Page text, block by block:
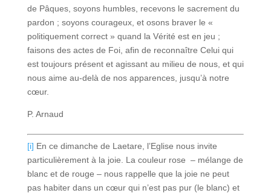
de Pâques, soyons humbles, recevons le sacrement du
pardon ; soyons courageux, et osons braver le «
politiquement correct » quand la Vérité est en jeu ;
faisons des actes de Foi, afin de reconnaître Celui qui
est toujours présent et agissant au milieu de nous, et qui
nous aime au-delà de nos apparences, jusqu’à notre
cœur.
P. Arnaud
[i] En ce dimanche de Laetare, l’Eglise nous invite
particulièrement à la joie. La couleur rose – mélange de
blanc et de rouge – nous rappelle que la joie ne peut
pas habiter dans un cœur qui n’est pas pur (le blanc) et